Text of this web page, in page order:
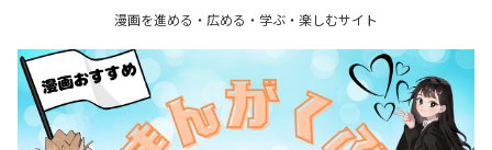
漫画を進める・広める・学ぶ・楽しむサイト